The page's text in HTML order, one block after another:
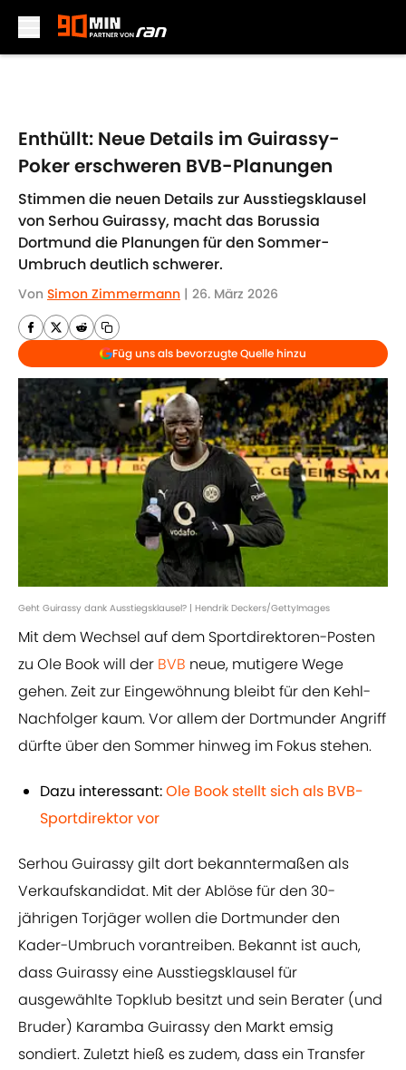
Enthüllt: Neue Details im Guirassy-
Poker erschweren BVB-Planungen
Stimmen die neuen Details zur Ausstiegsklausel
von Serhou Guirassy, macht das Borussia
Dortmund die Planungen für den Sommer-
Umbruch deutlich schwerer.
Von Simon Zimmermann | 26. März 2026
Füg uns als bevorzugte Quelle hinzu
Geht Guirassy dank Ausstiegsklausel? | Hendrik Deckers/GettyImages
Mit dem Wechsel auf dem Sportdirektoren-Posten
zu Ole Book will der BVB neue, mutigere Wege
gehen. Zeit zur Eingewöhnung bleibt für den Kehl-
Nachfolger kaum. Vor allem der Dortmunder Angriff
dürfte über den Sommer hinweg im Fokus stehen.
Dazu interessant:Ole Book stellt sich als BVB-
Sportdirektor vor
Serhou Guirassy gilt dort bekanntermaßen als
Verkaufskandidat. Mit der Ablöse für den 30-
jährigen Torjäger wollen die Dortmunder den
Kader-Umbruch vorantreiben. Bekannt ist auch,
dass Guirassy eine Ausstiegsklausel für
ausgewählte Topklub besitzt und sein Berater (und
Bruder) Karamba Guirassy den Markt emsig
sondiert. Zuletzt hieß es zudem, dass ein Transfer